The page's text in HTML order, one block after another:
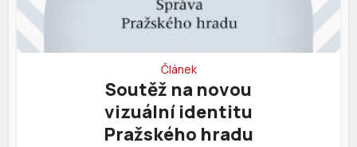
Článek
Soutěž na novou
vizuální identitu
Pražského hradu